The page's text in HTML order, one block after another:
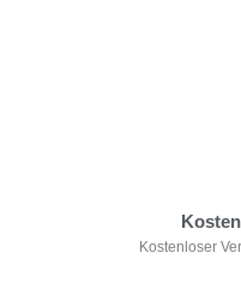
Kostenloser